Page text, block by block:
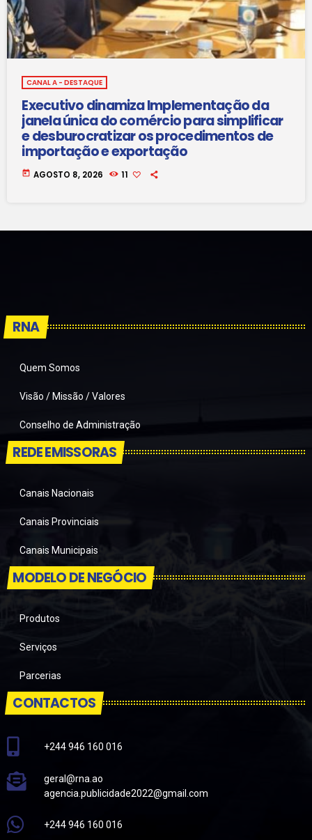
CANAL A - DESTAQUE
Executivo dinamiza Implementação da
janela única do comércio para simplificar
e desburocratizar os procedimentos de
importação e exportação
today AGOSTO 8, 2026 11
RNA
Quem Somos
Visão / Missão / Valores
Conselho de Administração
REDE EMISSORAS
Canais Nacionais
Canais Provinciais
Canais Municipais
MODELO DE NEGÓCIO
Produtos
Serviços
Parcerias
CONTACTOS
+244 946 160 016
geral@rna.ao
agencia.publicidade2022@gmail.com
+244 946 160 016